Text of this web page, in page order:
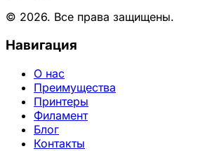
© 2026. Все права защищены.
Навигация
О нас
Преимущества
Принтеры
Филамент
Блог
Контакты